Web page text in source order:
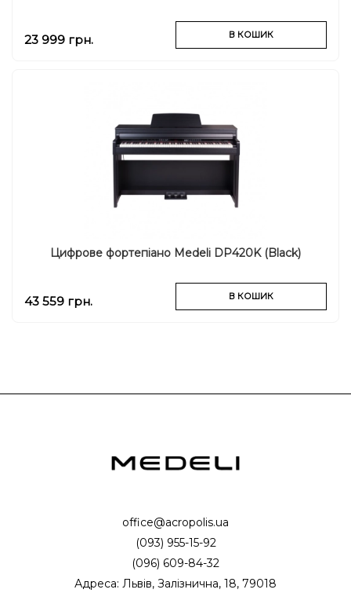
23 999 грн. В КОШИК
Цифрове фортепіано Medeli DP420K (Black)
43 559 грн. В КОШИК
office@acropolis.ua
(093) 955-15-92
(096) 609-84-32
Адреса: Львів, Залізнична, 18, 79018